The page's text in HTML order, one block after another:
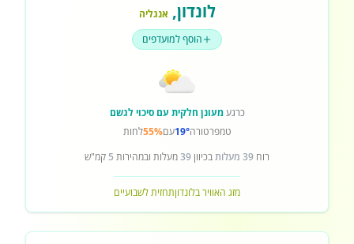
לונדון, אנגליה
הוסף למועדפים
כרגעמעונן חלקית עם סיכוי לגשם
טמפרטורה19°עם55%לחות
רוח 39 מעלות בכיוון39מעלות ובמהירות 5 קמ"ש
מזג האוויר בלונדוןתחזית לשבועיים